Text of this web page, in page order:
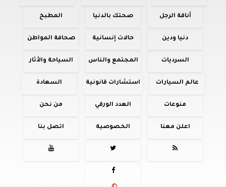
أناقة الرجل صحتك بالدنيا المطبخ
دنيا ودين حالات إنسانية صحافة المواطن
السرديات المجتمع والناس السياحة والأثار
عالم السيارات استشارات قانونية السعادة
منوعات العدد الورقي من نحن
اعلن معنا الخصوصية اتصل بنا



